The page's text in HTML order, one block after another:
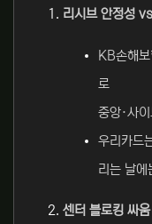
리시브 안정성
KB손해
로
중앙·사
우리카드
리는 날에
센터 블로킹 싸움